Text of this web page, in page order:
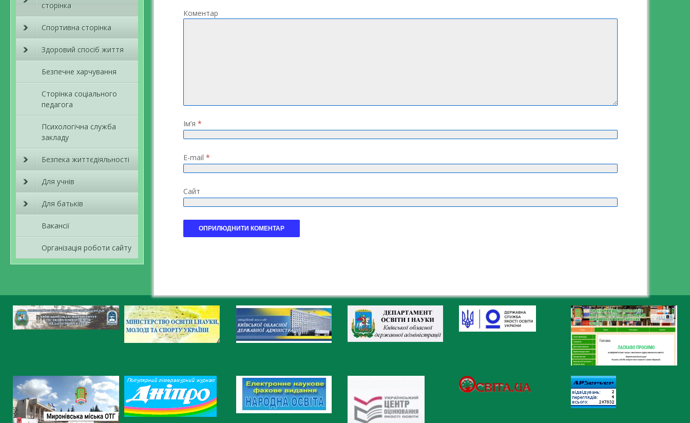
сторінка
Спортивна сторінка
Здоровий спосіб життя
Безпечне харчування
Сторінка соціального
педагога
Психологічна служба
закладу
Безпека життєдіяльності
Для учнів
Для батьків
Вакансії
Організація роботи сайту
Коментар
Ім’я *
E-mail *
Сайт